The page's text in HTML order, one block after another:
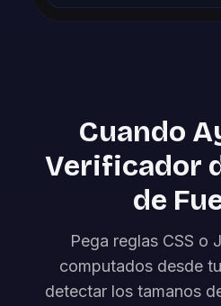
Cuando
Verificador
de
Pega reglas CSS o
computados desde
detectar los tamanos